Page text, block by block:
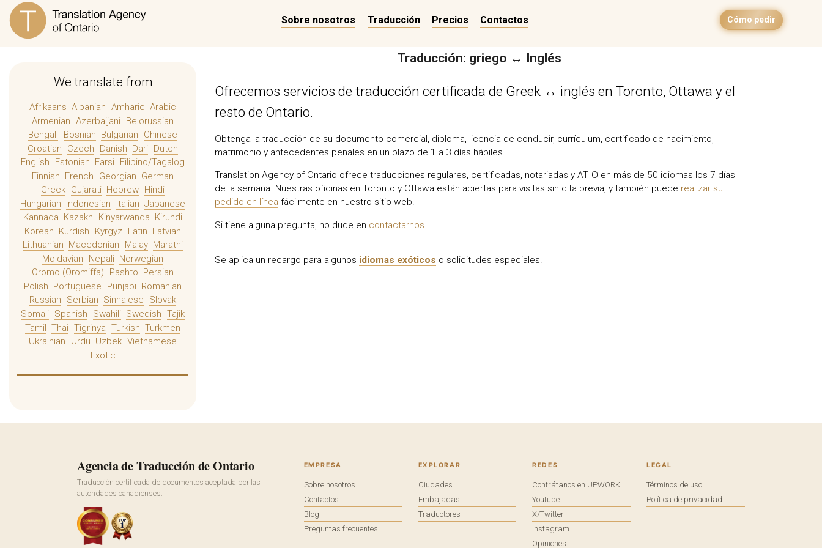
Cómo pedir
Sobre nosotros Traducción Precios Contactos
We translate from
Afrikaans Albanian Amharic Arabic
Armenian Azerbaijani
Belorussian
Bengali
Bosnian Bulgarian
Chinese
Croatian
Czech Danish Dari
Dutch
English
Estonian Farsi
Filipino/Tagalog
Finnish French Georgian German
Greek Gujarati Hebrew Hindi
Hungarian Indonesian Italian Japanese
Kannada Kazakh Kinyarwanda Kirundi
Korean Kurdish Kyrgyz Latin Latvian
Lithuanian
Macedonian Malay Marathi
Moldavian
Nepali Norwegian
Oromo (Oromiffa)
Pashto
Persian
Polish Portuguese Punjabi Romanian
Russian
Serbian Sinhalese
Slovak
Somali
Spanish Swahili Swedish Tajik
Tamil Thai Tigrinya Turkish Turkmen
Ukrainian
Urdu Uzbek Vietnamese
Exotic
Traducción: griego ↔ Inglés
Ofrecemos servicios de traducción certificada de Greek ↔ inglés en Toronto, Ottawa y el
resto de Ontario.
Obtenga la traducción de su documento comercial, diploma, licencia de conducir, currículum, certificado de nacimiento,
matrimonio y antecedentes penales en un plazo de 1 a 3 días hábiles.
Translation Agency of Ontario ofrece traducciones regulares, certificadas, notariadas y ATIO en más de 50 idiomas los 7 días
de la semana. Nuestras oficinas en Toronto y Ottawa están abiertas para visitas sin cita previa, y también puede realizar su
pedido en línea fácilmente en nuestro sitio web.
Si tiene alguna pregunta, no dude en contactarnos.
Se aplica un recargo para algunos idiomas exóticos o solicitudes especiales.
Agencia de Traducción de Ontario
Traducción certificada de documentos aceptada por las
autoridades canadienses.
EMPRESA
Sobre nosotros
Contactos
Blog
Preguntas frecuentes
EXPLORAR
Ciudades
Embajadas
Traductores
REDES
Contrátanos en UPWORK
Youtube
X/Twitter
Instagram
Opiniones
LEGAL
Términos de uso
Política de privacidad